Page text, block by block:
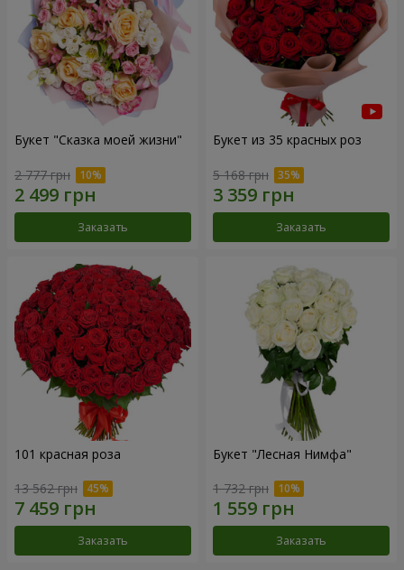
Букет "Сказка моей жизни"
2 777 грн
Заказать
Букет из 35 красных роз
5 168 грн
Заказать
101 красная роза
13 562 грн
Заказать
Букет "Лесная Нимфа"
1 732 грн
Заказать